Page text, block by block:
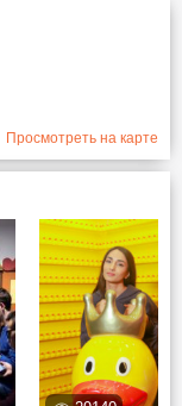
Просмотреть на карте